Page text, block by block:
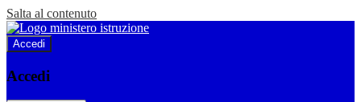
Salta al contenuto
Accedi
Accedi